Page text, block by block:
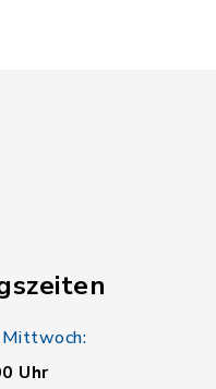
Uhr